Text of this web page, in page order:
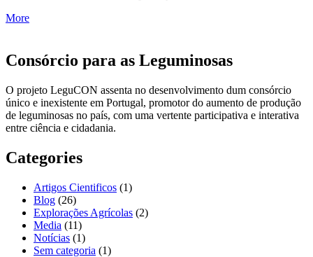
More
Consórcio para as Leguminosas
O projeto LeguCON assenta no desenvolvimento dum consórcio
único e inexistente em Portugal, promotor do aumento de produção
de leguminosas no país, com uma vertente participativa e interativa
entre ciência e cidadania.
Categories
Artigos Cientificos (1)
Blog (26)
Explorações Agrícolas (2)
Media (11)
Notícias (1)
Sem categoria (1)